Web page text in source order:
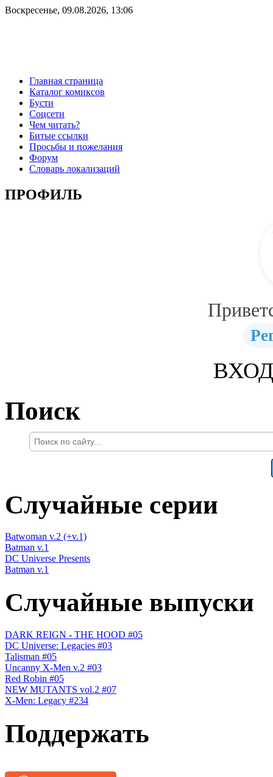
Воскресенье, 09.08.2026, 13:06
Главная страница
Каталог комиксов
Бусти
Соцсети
Чем читать?
Битые ссылки
Просьбы и пожелания
Форум
Словарь локализаций
ПРОФИЛЬ
Поиск
Случайные серии
Batwoman v.2 (+v.1)
Batman v.1
DC Universe Presents
Batman v.1
Случайные выпуски
DARK REIGN - THE HOOD #05
DC Universe: Legacies #03
Talisman #05
Uncanny X-Men v.2 #03
Red Robin #05
NEW MUTANTS vol.2 #07
X-Men: Legacy #234
Поддержать